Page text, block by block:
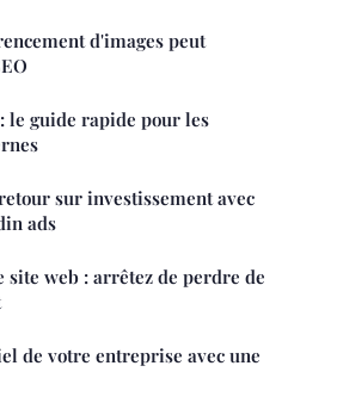
d'images peut
le guide rapide pour les
sur investissement avec
ads
site web : arrêtez de perdre de
de votre entreprise avec une